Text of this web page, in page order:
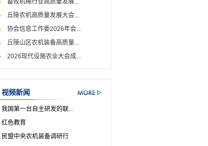
畜牧机械行业高质量发展...
丘陵农机高质量发展大会...
协会信息工作委2026年会...
丘陵山区农机装备高质量...
2026现代设施农业大会成...
视频新闻
我国第一台自主研发的联...
红色教育
民盟中央农机装备调研行